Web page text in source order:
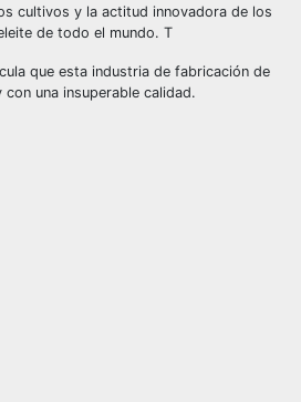
cultivos y la actitud innovadora de los
de todo el mundo. T
que esta industria de fabricación de
una insuperable calidad.